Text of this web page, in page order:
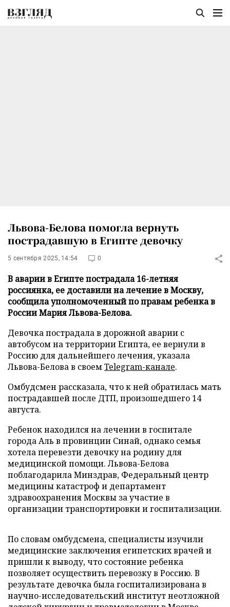
Львова-Белова помогла вернуть
пострадавшую в Египте девочку
5 сентября 2025, 14:54 0
В аварии в Египте пострадала 16-летняя
россиянка, ее доставили на лечение в Москву,
сообщила уполномоченный по правам ребенка в
России Мария Львова-Белова.
Девочка пострадала в дорожной аварии с
автобусом на территории Египта, ее вернули в
Россию для дальнейшего лечения, указала
Львова-Белова в своемTelegram-канале.
Омбудсмен рассказала, что к ней обратилась мать
пострадавшей после ДТП, произошедшего 14
августа.
Ребенок находился на лечении в госпитале
города Аль в провинции Синай, однако семья
хотела перевезти девочку на родину для
медицинской помощи. Львова-Белова
поблагодарила Минздрав, Федеральный центр
медицины катастроф и департамент
здравоохранения Москвы за участие в
организации транспортировки и госпитализации.
По словам омбудсмена, специалисты изучили
медицинские заключения египетских врачей и
пришли к выводу, что состояние ребенка
позволяет осуществить перевозку в Россию. В
результате девочка была госпитализирована в
научно-исследовательский институт неотложной